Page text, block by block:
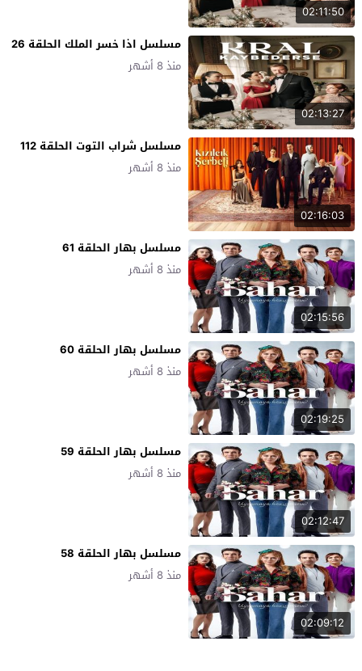
02:11:50
02:13:27
مسلسل اذا خسر الملك الحلقة 26
منذ 8 أشهر
02:16:03
مسلسل شراب التوت الحلقة 112
منذ 8 أشهر
02:15:56
مسلسل بهار الحلقة 61
منذ 8 أشهر
02:19:25
مسلسل بهار الحلقة 60
منذ 8 أشهر
02:12:47
مسلسل بهار الحلقة 59
منذ 8 أشهر
02:09:12
مسلسل بهار الحلقة 58
منذ 8 أشهر